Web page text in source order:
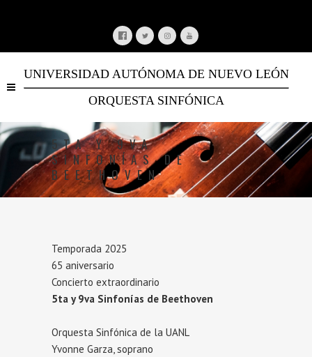
UNIVERSIDAD AUTÓNOMA DE NUEVO LEÓN
ORQUESTA SINFÓNICA
5TA Y 9VA
SINFONÍAS DE
BEETHOVEN
Temporada 2025
65 aniversario
Concierto extraordinario
5ta y 9va Sinfonías de Beethoven
Orquesta Sinfónica de la UANL
Yvonne Garza, soprano